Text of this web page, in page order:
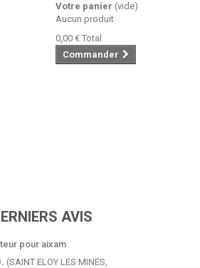
Votre panier (vide)
Aucun produit
0,00 € Total
Commander
AVIS
pour aixam
(SAINT ELOY LES MINES,